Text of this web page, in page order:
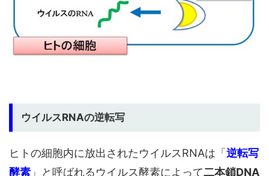
ウイルスRNAの逆転写
ヒトの細胞内に放出されたウイルスRNAは「 逆転写
酵素 」と呼ばれるウイルス酵素によって二本鎖DNA